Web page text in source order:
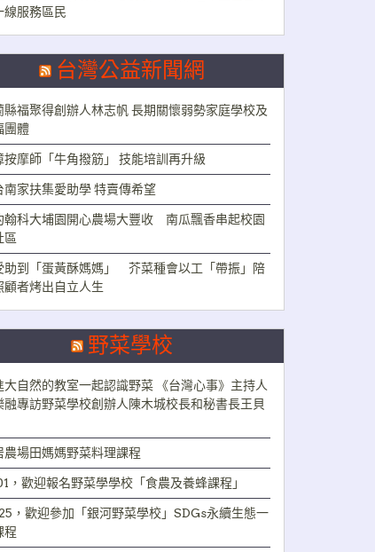
線服務區民
台灣公益新聞網
縣福聚得創辦人林志帆 長期關懷弱勢家庭學校及
團體
按摩師「牛角撥筋」 技能培訓再升級
南家扶集愛助學 特賣傳希望
翰科大埔園開心農場大豐收 南瓜飄香串起校園
區
助到「蛋黃酥媽媽」 芥菜種會以工「帶振」陪
顧者烤出自立人生
野菜學校
大自然的教室一起認識野菜 《台灣心事》主持人
融專訪野菜學校創辦人陳木城校長和秘書長王貝
農場田媽媽野菜料理課程
，歡迎報名野菜學學校「食農及養蜂課程」
，歡迎參加「銀河野菜學校」SDGs永續生態一
程